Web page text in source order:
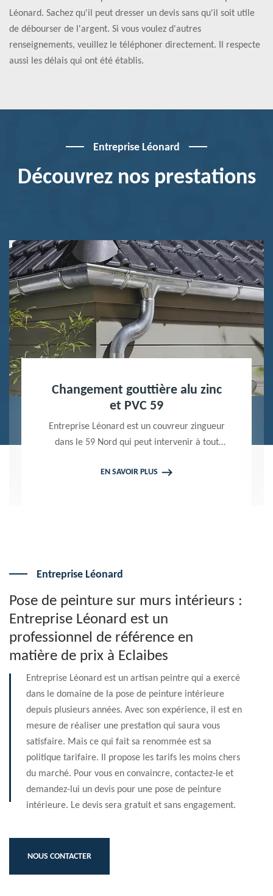
Léonard. Sachez qu'il peut dresser un devis sans qu'il soit utile
de débourser de l'argent. Si vous voulez d'autres
renseignements, veuillez le téléphoner directement. Il respecte
aussi les délais qui ont été établis.
Entreprise Léonard
Découvrez nos prestations
Nettoyage terrasse et pavé 59
Peintre professionnel dans le 59 Nord,
Entreprise Léonard utilise des produits de
pavé. Propose un devis gratuit qui ne vous
EN SAVOIR PLUS
Entreprise Léonard
Pose de peinture sur murs intérieurs :
Entreprise Léonard est un
professionnel de référence en
matière de prix à Eclaibes
Entreprise Léonard est un artisan peintre qui a exercé
dans le domaine de la pose de peinture intérieure
depuis plusieurs années. Avec son expérience, il est en
mesure de réaliser une prestation qui saura vous
satisfaire. Mais ce qui fait sa renommée est sa
politique tarifaire. Il propose les tarifs les moins chers
du marché. Pour vous en convaincre, contactez-le et
demandez-lui un devis pour une pose de peinture
intérieure. Le devis sera gratuit et sans engagement.
NOUS CONTACTER